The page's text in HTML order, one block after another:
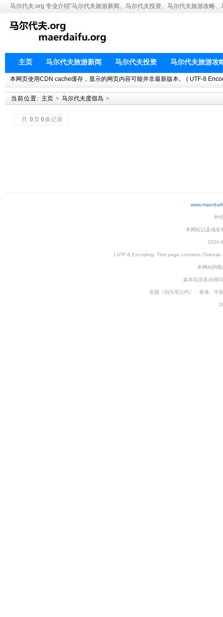
马尔代夫.org 专业介绍“马尔代夫旅游新闻、马尔代夫投资、马尔代夫旅游攻略
主页 马尔代夫旅游新闻 马尔代夫投资 马尔代夫旅游攻
本网页使用CDN cache缓存，显示的网页内容可能并非最新版本。 ( UTF-8
当前位置: 主页 > 马尔代夫度假岛 >
共 0页0条记录
外
本网站以及域名
2026-
( UTF-8 Encoding. This page contains Chinese
本网站的
如本站涉及法律
依据《伯尔尼公约》、香港、中